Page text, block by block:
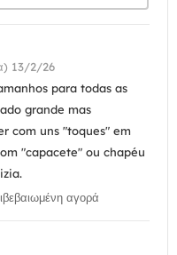
13/2/26
para todas as
grande mas
com uns "toques" em
"capacete" ou chapéu
αγορά